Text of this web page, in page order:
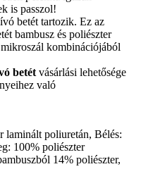
is passzol!
betét tartozik. Ez az
bambusz és poliészter
kombinációjából
betét vásárlási lehetősége
való
laminált poliuretán, Bélés:
100% poliészter
14% poliészter,